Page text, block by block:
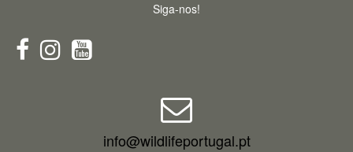
Siga-nos!
info@wildlifeportugal.pt